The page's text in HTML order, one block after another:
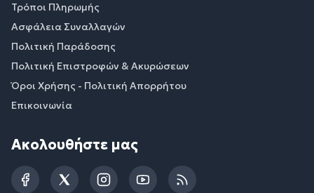
Τρόποι Πληρωμής
Ασφάλεια Συναλλαγών
Πολιτική Παράδοσης
Πολιτική Επιστροφών & Ακυρώσεων
Όροι Χρήσης - Πολιτική Απορρήτου
Επικοινωνία
Ακολουθήστε μας
FacebookTwitterInstagramYouTubeRSS